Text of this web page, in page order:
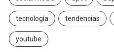
tecnología tendencias
youtube